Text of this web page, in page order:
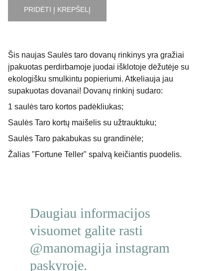
PRIDĖTI Į KREPŠELĮ
Šis naujas Saulės taro dovanų rinkinys yra gražiai
įpakuotas perdirbamoje juodai išklotoje dėžutėje su
ekologišku smulkintu popieriumi. Atkeliauja jau
supakuotas dovanai! Dovanų rinkinį sudaro:
1 saulės taro kortos padėkliukas;
Saulės Taro kortų maišelis su užtrauktuku;
Saulės Taro pakabukas su grandinėle;
Žalias "Fortune Teller" spalvą keičiantis puodelis.
Daugiau informacijos
visuomet galite rasti
@manomagija instagram
paskyroje.